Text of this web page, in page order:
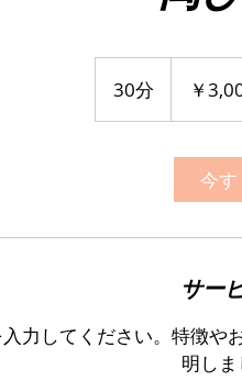
30分
0
￥
今
サー
力してください。特徴や
明しま